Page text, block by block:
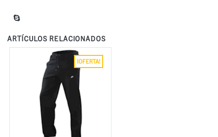
ARTÍCULOS RELACIONADOS
¡OFERTA!